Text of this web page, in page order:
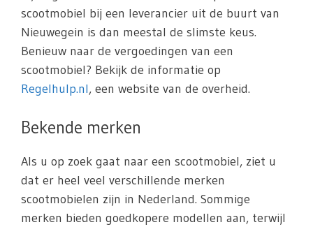
scootmobiel bij een leverancier uit de buurt van
Nieuwegein is dan meestal de slimste keus.
Benieuw naar de vergoedingen van een
scootmobiel? Bekijk de informatie op
Regelhulp.nl, een website van de overheid.
Bekende merken
Als u op zoek gaat naar een scootmobiel, ziet u
dat er heel veel verschillende merken
scootmobielen zijn in Nederland. Sommige
merken bieden goedkopere modellen aan, terwijl